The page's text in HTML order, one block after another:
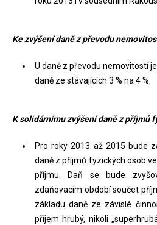
Ke zvýšení daně z převodu
U daně z převodu nemovitostí
daně ze stávajících 3 % na 4 %.
K solidárnímu zvýšení daně z příjmů
Pro roky 2013 až 2015 bude
daně z příjmů fyzických osob
příjmu. Daň se bude
zdaňovacím období součet
základu daně ze závislé
příjem hrubý, nikoli